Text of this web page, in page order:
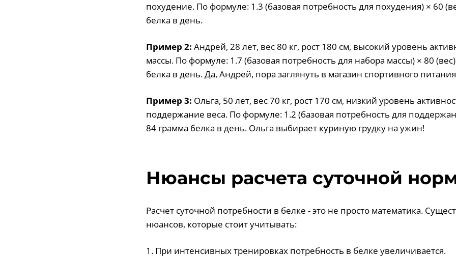
похудение. По формуле: 1.3 (базовая потребность для похудения) × 60
белка в день.
Пример 2: Андрей, 28 лет, вес 80 кг, рост 180 см, высокий уровень
массы. По формуле: 1.7 (базовая потребность для набора массы) × 80
белка в день. Да, Андрей, пора заглянуть в магазин спортивного
Пример 3: Ольга, 50 лет, вес 70 кг, рост 170 см, низкий уровень
поддержание веса. По формуле: 1.2 (базовая потребность для
84 грамма белка в день. Ольга выбирает куриную грудку на ужин!
Нюансы расчета суточной
Расчет суточной потребности в белке - это не просто математика.
нюансов, которые стоит учитывать:
1. При интенсивных тренировках потребность в белке увеличивается.